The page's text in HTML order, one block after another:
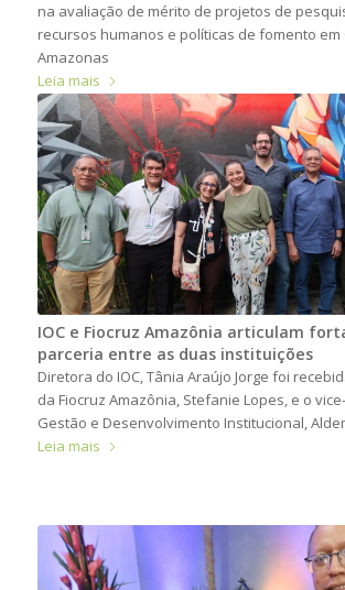
na avaliação de mérito de projetos de
recursos humanos e políticas de fomento em
Amazonas
Leia mais
IOC e Fiocruz Amazônia articulam
parceria entre as duas instituições
Diretora do IOC, Tânia Araújo Jorge foi
da Fiocruz Amazônia, Stefanie Lopes, e o
Gestão e Desenvolvimento Institucional,
Leia mais